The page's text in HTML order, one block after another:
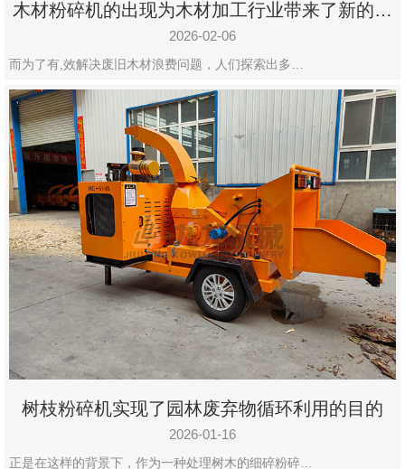
木材粉碎机的出现为木材加工行业带来了新的变
化
2026-02-06
而为了有,效解决废旧木材浪费问题，人们探索出多…
树枝粉碎机实现了园林废弃物循环利用的目的
2026-01-16
正是在这样的背景下，作为一种处理树木的细碎粉碎…